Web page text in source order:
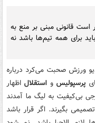
است قانونی مبنی بر منع به
برای همه تیم‌ها باشد نه
ورزش صحبت می‌کرد درباره
پرسپولیسو استقلال اظهار
بی‌کیفیت به لیگ ما آمدند
بگیرند. اگر قرار باشد